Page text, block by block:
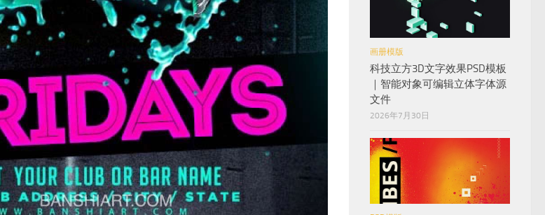
画册模版
科技立方3D文字效果PSD模板
｜智能对象可编辑立体字体源
文件
2026年7月30日